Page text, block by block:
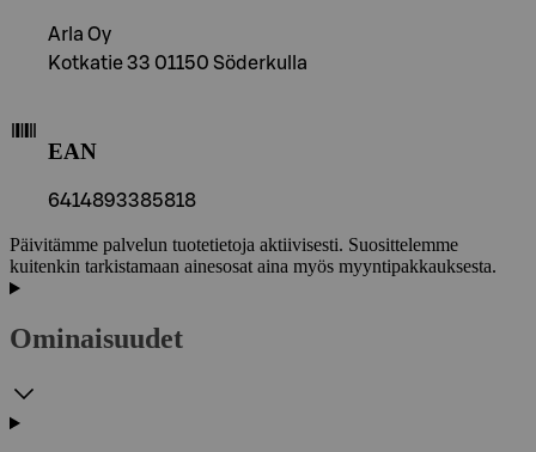
Arla Oy
Kotkatie 33 01150 Söderkulla
EAN
6414893385818
Päivitämme palvelun tuotetietoja aktiivisesti. Suosittelemme
kuitenkin tarkistamaan ainesosat aina myös myyntipakkauksesta.
Ominaisuudet